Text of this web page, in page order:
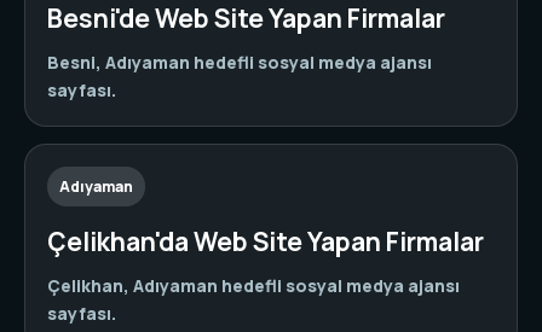
Besni'de Web Site Yapan Firmalar
Besni, Adıyaman hedefli sosyal medya ajansı
sayfası.
Adıyaman
Çelikhan'da Web Site Yapan Firmalar
Çelikhan, Adıyaman hedefli sosyal medya ajansı
sayfası.